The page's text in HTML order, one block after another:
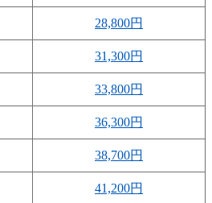
28,800円
31,300円
33,800円
36,300円
38,700円
41,200円